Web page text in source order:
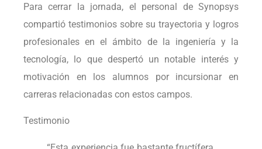
Para cerrar la jornada, el personal de Synopsys
compartió testimonios sobre su trayectoria y logros
profesionales en el ámbito de la ingeniería y la
tecnología, lo que despertó un notable interés y
motivación en los alumnos por incursionar en
carreras relacionadas con estos campos.
Testimonio